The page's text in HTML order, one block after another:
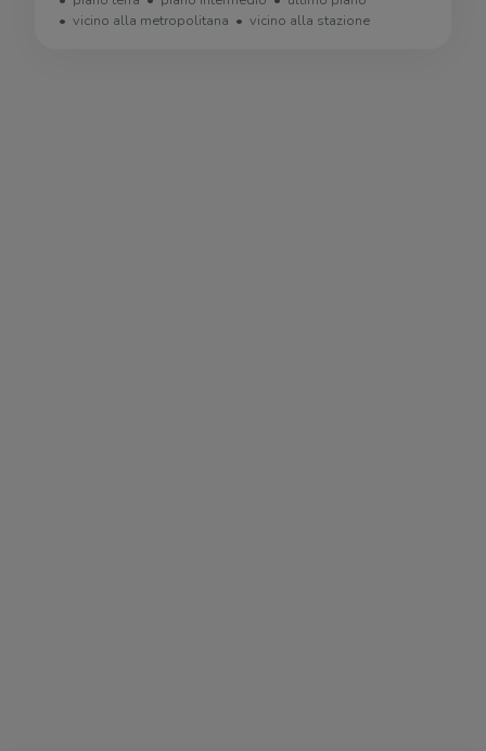
vicino alla metropolitana
vicino alla stazione